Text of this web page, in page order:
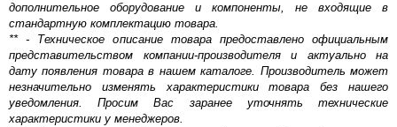
дополнительное оборудование и компоненты, не входящие в
стандартную комплектацию товара.
** - Техническое описание товара предоставлено официальным
представительством компании-производителя и актуально на
дату появления товара в нашем каталоге. Производитель может
незначительно изменять характеристики товара без нашего
уведомления. Просим Вас заранее уточнять технические
характеристики у менеджеров.